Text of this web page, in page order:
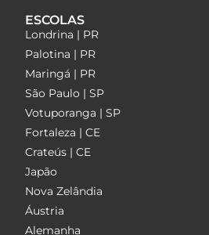
ESCOLAS
Londrina | PR
Palotina | PR
Maringá | PR
São Paulo | SP
Votuporanga | SP
Fortaleza | CE
Crateús | CE
Japão
Nova Zelândia
Áustria
Alemanha